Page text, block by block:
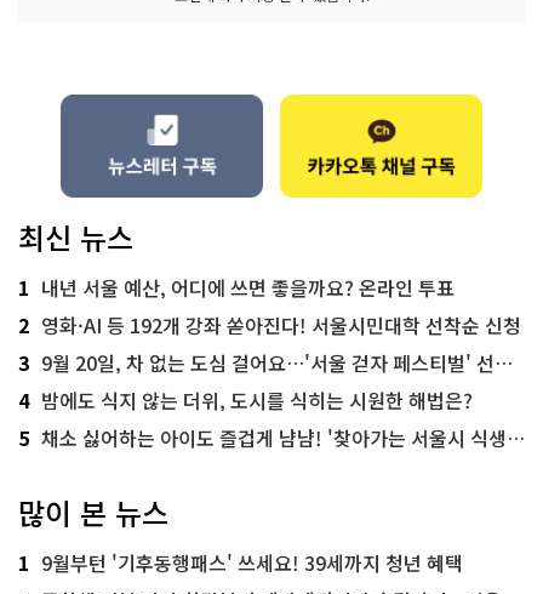
최신 뉴스
1 내년 서울 예산, 어디에 쓰면 좋을까요? 온라인 투표
2 영화·AI 등 192개 강좌 쏟아진다! 서울시민대학 선착순 신청
3 9월 20일, 차 없는 도심 걸어요…'서울 걷자 페스티벌' 선착순 5천명
4 밤에도 식지 않는 더위, 도시를 식히는 시원한 해법은?
5 채소 싫어하는 아이도 즐겁게 냠냠! '찾아가는 서울시 식생활 교육' 현장
많이 본 뉴스
1 9월부턴 '기후동행패스' 쓰세요! 39세까지 청년 혜택